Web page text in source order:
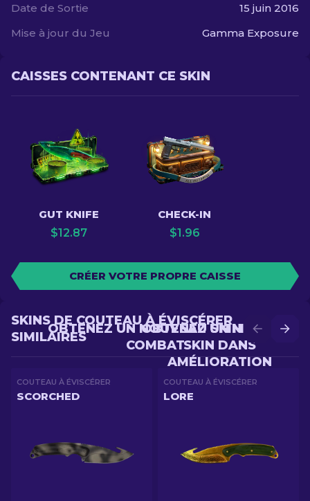
Date de Sortie
15 juin 2016
Mise à jour du Jeu
Gamma Exposure
CAISSES CONTENANT CE SKIN
GUT KNIFE
$12.87
CHECK-IN
$1.96
CRÉER VOTRE PROPRE CAISSE
OBTENEZ UN MEILLEUR
SKIN DANS
AMÉLIORATION
OBTENEZ UN NOUVEAU SKIN EN
COMBAT
SKINS DE COUTEAU À ÉVISCÉRER
SIMILAIRES
COUTEAU À ÉVISCÉRER
SCORCHED
COUTEAU À ÉVISCÉRER
LORE